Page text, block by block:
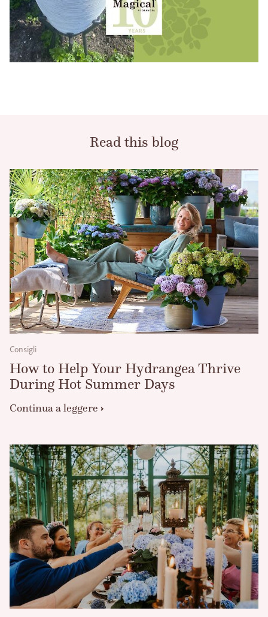
Read this blog
Consigli
How to Help Your Hydrangea Thrive
During Hot Summer Days
Continua a leggere